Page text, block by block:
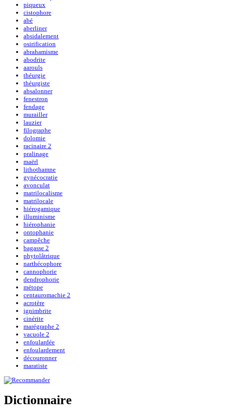
piqueux
cistophore
abé
aberliner
absidalement
osirification
abrahamisme
abodrite
aarouls
théurgie
théurgiste
absalonner
fenestron
fendage
murailler
lauzier
filographe
dolomie
racinaire 2
pralinage
maërl
lithothamne
gynécocratie
avonculat
matrilocalisme
matrilocale
hiérogamique
illuminisme
hiérophanie
ontophanie
campêche
bagasse 2
phytolâtrique
narthécophore
cannophorie
dendrophorie
métope
centauromachie 2
acrotère
ignimbrite
cinérite
marégraphe 2
vacuole 2
enfoulardée
enfoulardement
découronner
maratiste
Dictionnaire